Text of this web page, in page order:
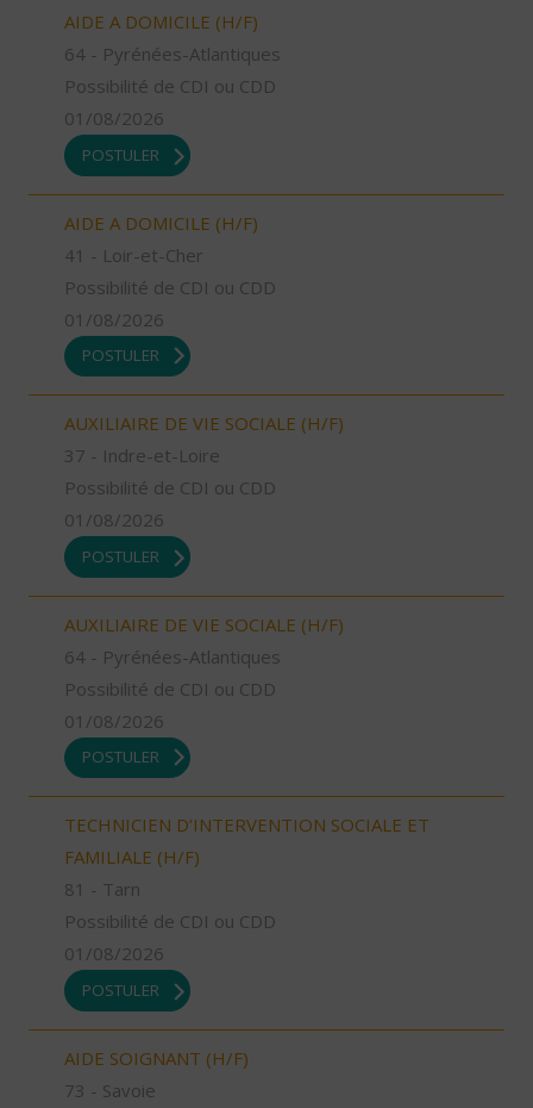
AIDE A DOMICILE (H/F)
64 - Pyrénées-Atlantiques
Possibilité de CDI ou CDD
01/08/2026
POSTULER
AIDE A DOMICILE (H/F)
41 - Loir-et-Cher
Possibilité de CDI ou CDD
01/08/2026
POSTULER
AUXILIAIRE DE VIE SOCIALE (H/F)
37 - Indre-et-Loire
Possibilité de CDI ou CDD
01/08/2026
POSTULER
AUXILIAIRE DE VIE SOCIALE (H/F)
64 - Pyrénées-Atlantiques
Possibilité de CDI ou CDD
01/08/2026
POSTULER
TECHNICIEN D’INTERVENTION SOCIALE ET
FAMILIALE (H/F)
81 - Tarn
Possibilité de CDI ou CDD
01/08/2026
POSTULER
AIDE SOIGNANT (H/F)
73 - Savoie